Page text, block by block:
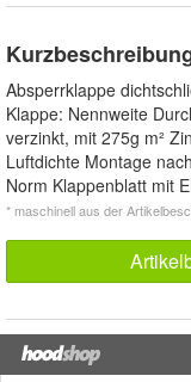
Absperrklappe
Klappe: Nennweite
verzinkt, mit 275g m²
Luftdichte Montage
Norm Klappenblatt mit
* maschinell aus der